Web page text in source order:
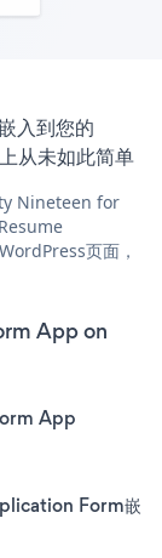
入到您的
未如此简单
Nineteen for
页面，
App on
App
Form嵌